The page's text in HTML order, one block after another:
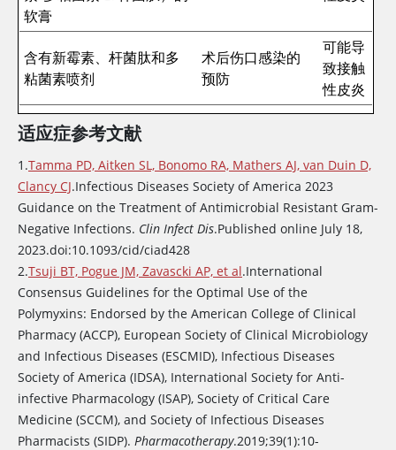
软膏
含有新霉素、杆菌肽和多
粘菌素喷剂
术后伤口感染的
预防
可能导
致接触
性皮炎
与其他抗菌药物（如杆菌
肽/多黏菌素B、新霉素/多
黏菌素B、多黏菌素B/甲氧
苄啶）和皮质类固醇（如
新霉素/多黏菌素B/氢化可
的松）联合使用。
眼科使用
早期临
率明显
升高
（虽然
急性细
性）
临床有
效，但
疗效可
能并不
优于含
适应症参考文献
1.Tamma PD, Aitken SL, Bonomo RA, Mathers AJ, van Duin D,
Clancy CJ.Infectious Diseases Society of America 2023
Guidance on the Treatment of Antimicrobial Resistant Gram-
Negative Infections. Clin Infect Dis.Published online July 18,
2023.doi:10.1093/cid/ciad428
2.Tsuji BT, Pogue JM, Zavascki AP, et al.International
Consensus Guidelines for the Optimal Use of the
Polymyxins: Endorsed by the American College of Clinical
Pharmacy (ACCP), European Society of Clinical Microbiology
and Infectious Diseases (ESCMID), Infectious Diseases
Society of America (IDSA), International Society for Anti-
infective Pharmacology (ISAP), Society of Critical Care
Medicine (SCCM), and Society of Infectious Diseases
Pharmacists (SIDP). Pharmacotherapy.2019;39(1):10-